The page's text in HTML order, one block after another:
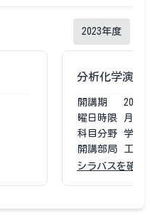
2023年度
分析化学演習
開講期 2023
曜日時限
月3
科目分野
学部
開講部局
工学
シラバスを確認